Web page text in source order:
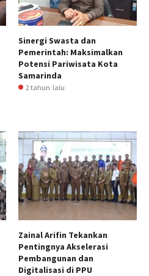
Sinergi Swasta dan
Pemerintah: Maksimalkan
Potensi Pariwisata Kota
Samarinda
2 tahun lalu
Zainal Arifin Tekankan
Pentingnya Akselerasi
Pembangunan dan
Digitalisasi di PPU